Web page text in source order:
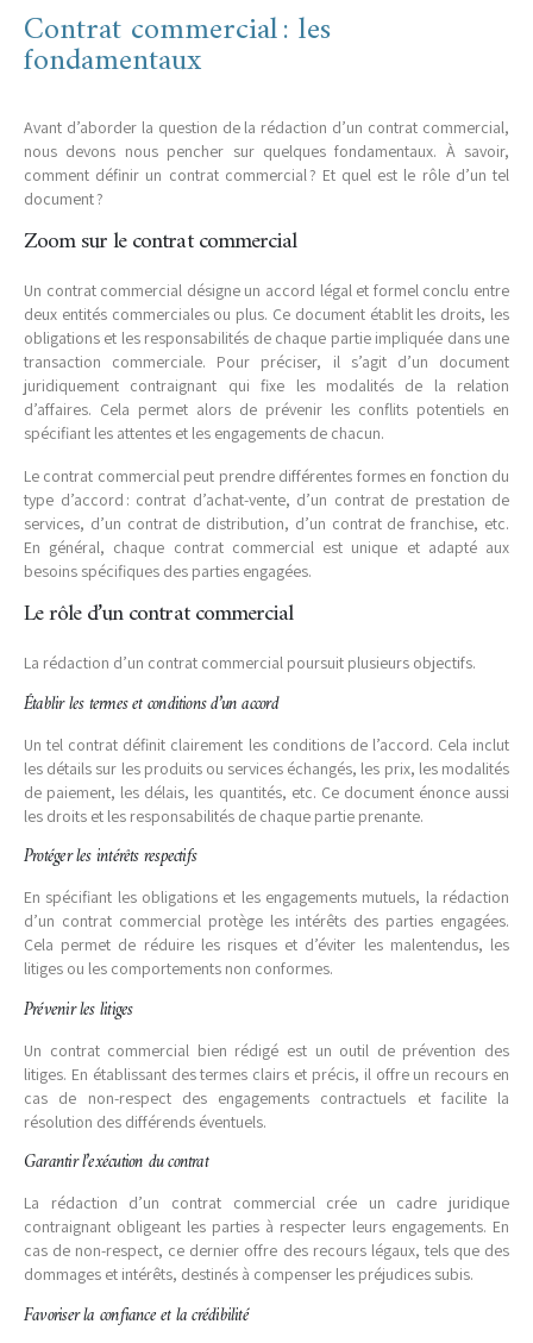
Contrat commercial : les
fondamentaux
Avant d’aborder la question de la rédaction d’un contrat commercial,
nous devons nous pencher sur quelques fondamentaux. À savoir,
comment définir un contrat commercial ? Et quel est le rôle d’un tel
document ?
Zoom sur le contrat commercial
Un contrat commercial désigne un accord légal et formel conclu entre
deux entités commerciales ou plus. Ce document établit les droits, les
obligations et les responsabilités de chaque partie impliquée dans une
transaction commerciale. Pour préciser, il s’agit d’un document
juridiquement contraignant qui fixe les modalités de la relation
d’affaires. Cela permet alors de prévenir les conflits potentiels en
spécifiant les attentes et les engagements de chacun.
Le contrat commercial peut prendre différentes formes en fonction du
type d’accord : contrat d’achat-vente, d’un contrat de prestation de
services, d’un contrat de distribution, d’un contrat de franchise, etc.
En général, chaque contrat commercial est unique et adapté aux
besoins spécifiques des parties engagées.
Le rôle d’un contrat commercial
La rédaction d’un contrat commercial poursuit plusieurs objectifs.
Établir les termes et conditions d’un accord
Un tel contrat définit clairement les conditions de l’accord. Cela inclut
les détails sur les produits ou services échangés, les prix, les modalités
de paiement, les délais, les quantités, etc. Ce document énonce aussi
les droits et les responsabilités de chaque partie prenante.
Protéger les intérêts respectifs
En spécifiant les obligations et les engagements mutuels, la rédaction
d’un contrat commercial protège les intérêts des parties engagées.
Cela permet de réduire les risques et d’éviter les malentendus, les
litiges ou les comportements non conformes.
Prévenir les litiges
Un contrat commercial bien rédigé est un outil de prévention des
litiges. En établissant des termes clairs et précis, il offre un recours en
cas de non-respect des engagements contractuels et facilite la
résolution des différends éventuels.
Garantir l’exécution du contrat
La rédaction d’un contrat commercial crée un cadre juridique
contraignant obligeant les parties à respecter leurs engagements. En
cas de non-respect, ce dernier offre des recours légaux, tels que des
dommages et intérêts, destinés à compenser les préjudices subis.
Favoriser la confiance et la crédibilité